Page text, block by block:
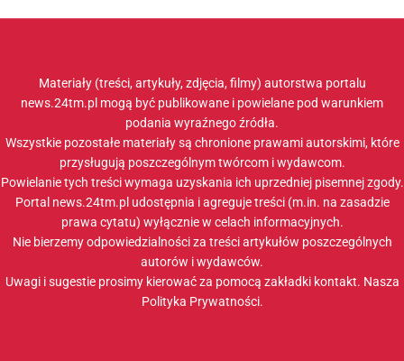
Materiały (treści, artykuły, zdjęcia, filmy) autorstwa portalu
news.24tm.pl mogą być publikowane i powielane pod warunkiem
podania wyraźnego źródła.
Wszystkie pozostałe materiały są chronione prawami autorskimi, które
przysługują poszczególnym twórcom i wydawcom.
Powielanie tych treści wymaga uzyskania ich uprzedniej pisemnej zgody.
Portal news.24tm.pl udostępnia i agreguje treści (m.in. na zasadzie
prawa cytatu) wyłącznie w celach informacyjnych.
Nie bierzemy odpowiedzialności za treści artykułów poszczególnych
autorów i wydawców.
Uwagi i sugestie prosimy kierować za pomocą zakładki kontakt. Nasza
Polityka Prywatności.